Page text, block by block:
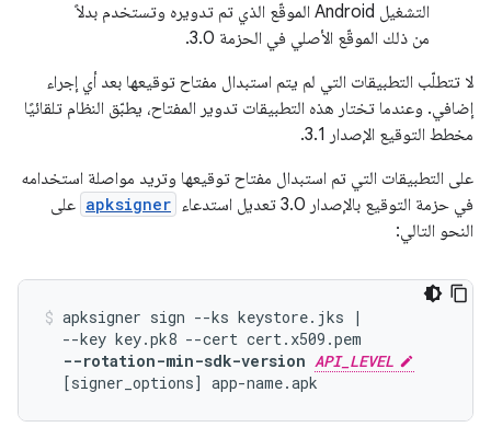
التشغيل Android الموقّع الذي تم تدويره وتستخدم بدلاً
من ذلك الموقّع الأصلي في الحزمة 3.0.
لا تتطلّب التطبيقات التي لم يتم استبدال مفتاح توقيعها بعد أي إجراء
إضافي. وعندما تختار هذه التطبيقات تدوير المفتاح، يطبّق النظام تلقائيًا
مخطط التوقيع الإصدار 3.1.
على التطبيقات التي تم استبدال مفتاح توقيعها وتريد مواصلة استخدامه
في حزمة التوقيع بالإصدار 3.0 تعديل استدعاء
apksigner على
النحو التالي:
apksigner sign --ks keystore.jks |
  --key key.pk8 --cert cert.x509.pem
--rotation-min-sdk-version API_LEVEL